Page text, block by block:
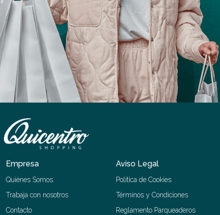
Empresa
Quiénes Somos
Trabaja con nosotros
Contacto
Aviso Legal
Política de Cookies
Términos y Condiciones
Reglamento Parqueaderos